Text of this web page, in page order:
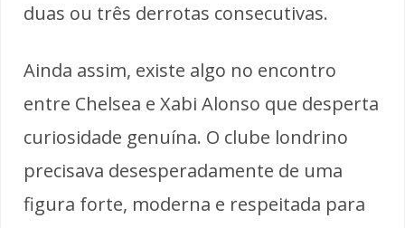
duas ou três derrotas consecutivas.
Ainda assim, existe algo no encontro
entre Chelsea e Xabi Alonso que desperta
curiosidade genuína. O clube londrino
precisava desesperadamente de uma
figura forte, moderna e respeitada para